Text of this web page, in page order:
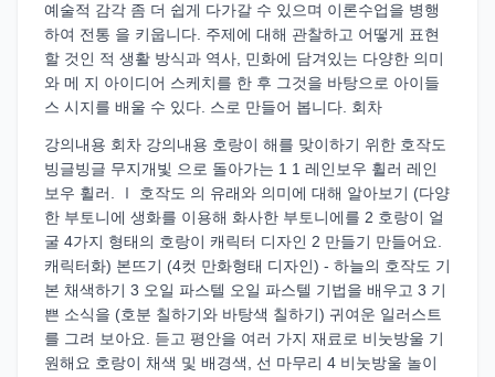
예술적 감각 좀 더 쉽게 다가갈 수 있으며 이론수업을 병행
하여 전통 을 키웁니다. 주제에 대해 관찰하고 어떻게 표현
할 것인 적 생활 방식과 역사, 민화에 담겨있는 다양한 의미
와 메 지 아이디어 스케치를 한 후 그것을 바탕으로 아이들
스 시지를 배울 수 있다. 스로 만들어 봅니다. 회차
강의내용 회차 강의내용 호랑이 해를 맞이하기 위한 호작도
빙글빙글 무지개빛 으로 돌아가는 1 1 레인보우 휠러 레인
보우 휠러. Ⅰ 호작도 의 유래와 의미에 대해 알아보기 (다양
한 부토니에 생화를 이용해 화사한 부토니에를 2 호랑이 얼
굴 4가지 형태의 호랑이 캐릭터 디자인 2 만들기 만들어요.
캐릭터화) 본뜨기 (4컷 만화형태 디자인) - 하늘의 호작도 기
본 채색하기 3 오일 파스텔 오일 파스텔 기법을 배우고 3 기
쁜 소식을 (호분 칠하기와 바탕색 칠하기) 귀여운 일러스트
를 그려 보아요. 듣고 평안을 여러 가지 재료로 비눗방울 기
원해요 호랑이 채색 및 배경색, 선 마무리 4 비눗방울 놀이